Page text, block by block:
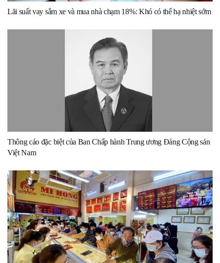
Lãi suất vay sắm xe và mua nhà chạm 18%: Khó có thể hạ nhiệt sớm
Thông cáo đặc biệt của Ban Chấp hành Trung ương Đảng Cộng sản
Việt Nam